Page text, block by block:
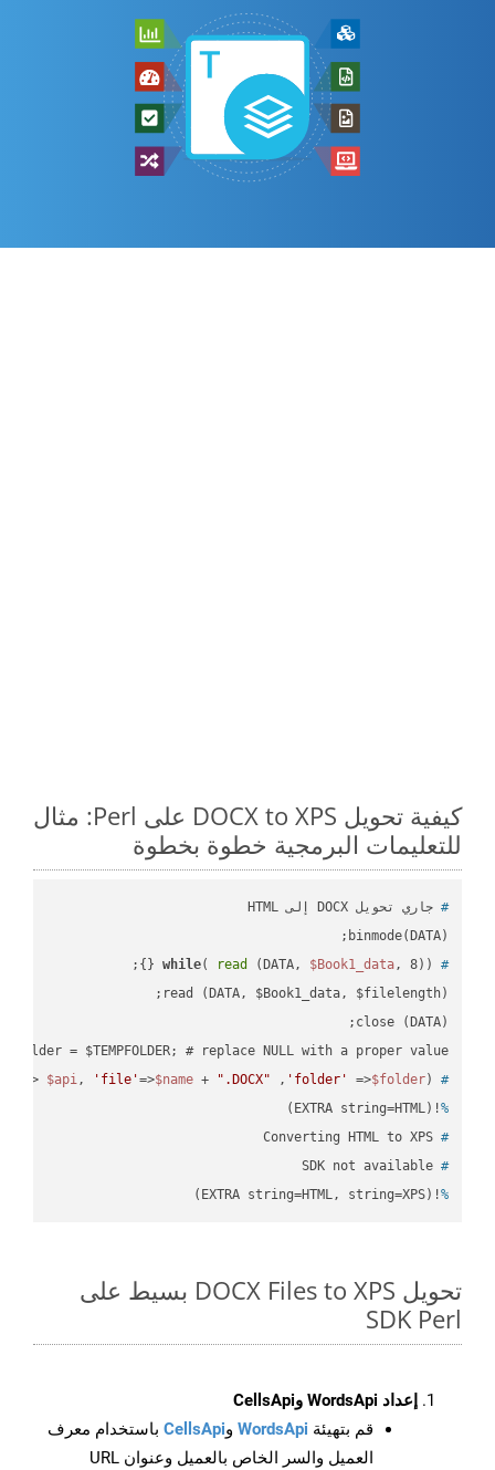
كيفية تحويل DOCX to XPS على Perl: مثال
للتعليمات البرمجية خطوة بخطوة
# جاري تحويل DOCX إلى HTML
binmode(DATA);
#
while( read (DATA, $Book1_data, 8)) {};
$folder = $TEMPFOLDER; # replace NULL with a proper value
#
=> $api, 'file'=>$name + ".DOCX" , 'folder' =>$folder) ;
%
!(EXTRA string=HTML)
#
Converting HTML to XPS
#
SDK not available
%
!(EXTRA string=HTML, string=XPS)
تحويل DOCX Files to XPS بسيط على
SDK Perl
إعداد WordsApi وCellsApi
قم بتهيئة WordsApi وCellsApi باستخدام معرف
العميل والسر الخاص بالعميل وعنوان URL